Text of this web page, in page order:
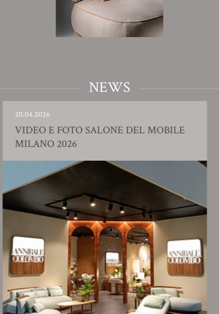
NEWS
E FOTO SALONE DEL MOBILE
2026